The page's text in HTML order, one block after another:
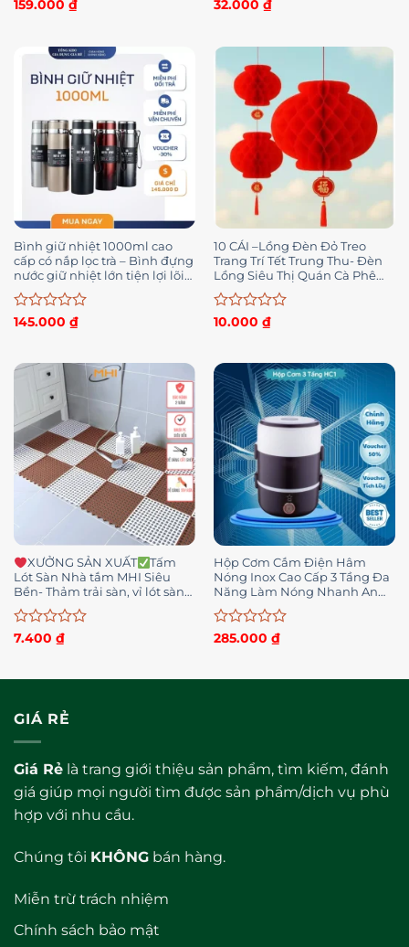
Được
sao
159.000 ₫
Được
0
sao
32.000 ₫
Bình giữ nhiệt 1000ml cao
cấp có nắp lọc trà – Bình đựng
nước giữ nhiệt lớn tiện lợi lõi
inox 304 không gỉ, giữ nước
tốt
Được
0
145.000 ₫
10 CÁI –Lồng Đèn Đỏ Treo
Trang Trí Tết Trung Thu- Đèn
Lồng Siêu Thị Quán Cà Phê
Phong Cách Lễ Hội Truyền
Thống–10 CÁI
Được
0
5
sao
10.000 ₫
XƯỞNG SẢN XUẤT
Tấm
Lót Sàn Nhà tắm MHI Siêu
Bền- Thảm trải sàn, vỉ lót sàn
vệ sinh, bể bơi, sân
Được
0
sao
7.400 ₫
Hộp Cơm Cắm Điện Hâm
Nóng Inox Cao Cấp 3 Tầng Đa
Năng Làm Nóng Nhanh An
Toàn Chính Hãng – | Chính
Hãng HC1
Được
0
285.000 ₫
GIÁ RẺ
Giá Rẻ là trang giới thiệu sản phẩm, tìm kiếm, đánh
giá giúp mọi người tìm được sản phẩm/dịch vụ phù
hợp với nhu cầu.
Chúng tôi KHÔNG bán hàng.
Miễn trừ trách nhiệm
Chính sách bảo mật